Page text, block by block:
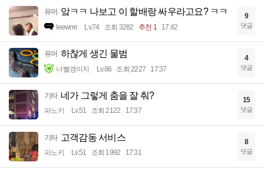
유머 앜ㅋㅋ 나보고 이 할배랑 싸우라고요? ㅋㅋ
Ieewrre Lv.74 조회 3282 추천 1 17:42
9
댓글
유머 하찮게 생긴 물범
너빨갱이지 Lv.86 조회 2227 17:37
4
댓글
기타 네가 그렇게 춤을 잘 춰?
파노키 Lv.51 조회 2122 17:37
15
댓글
기타 고객감동 서비스
파노키 Lv.51 조회 1992 17:31
8
댓글